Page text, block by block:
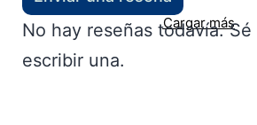
Cargar más
No hay reseñas todavía.
escribir una.